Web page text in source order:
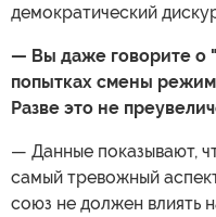
демократический
— Вы даже говорите о
попытках смены
Разве это не
— Данные показывают,
самый тревожный
союз не должен влиять